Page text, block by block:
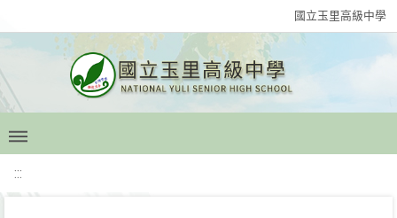
國立玉里高級中學
:::